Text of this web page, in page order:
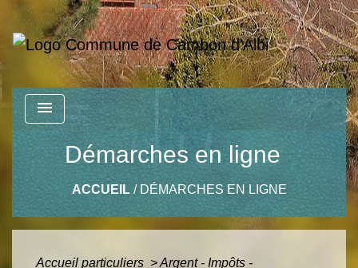
menu
Démarches en ligne
ACCUEIL/ DÉMARCHES EN LIGNE
Accueil particuliers >Argent - Impôts -